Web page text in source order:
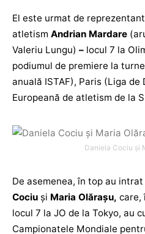
El este urmat de
atletism Andrian Mardare
Valeriu Lungu) – locul 7 la
podiumul de premiere la
anuală ISTAF), Paris (Liga de
Europeană de atletism de la
Daniela Cociu și
De asemenea, în top au
Cociu și Maria Olărașu, care,
locul 7 la JO de la Tokyo, au
Campionatele Mondiale